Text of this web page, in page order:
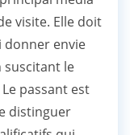
visite. Elle doit
donner envie
suscitant le
passant est
distinguer